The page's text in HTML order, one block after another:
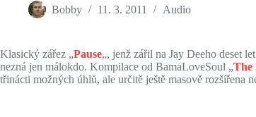
Bobby 11. 3. 2011 Audio
Klasický zářez „Pause„, jenž zářil na Jay Deeho deset
nezná jen málokdo. Kompilace od BamaLoveSoul „The
třinácti možných úhlů, ale určitě ještě masově rozšířena